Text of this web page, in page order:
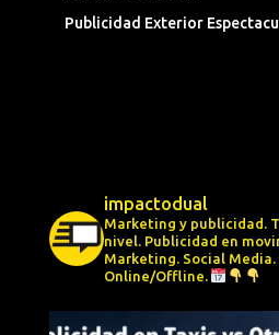
Publicidad Exterior
impactodual
Marketing y publicidad.
nivel. Publicidad en
Marketing. Social Media.
Online/Offline.